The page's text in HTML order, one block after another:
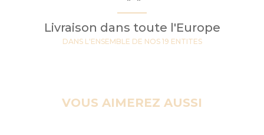
Livraison dans toute l'Europe
DANS L'ENSEMBLE DE NOS 19 ENTITES
VOUS AIMEREZ AUSSI